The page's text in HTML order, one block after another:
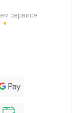
сервисе